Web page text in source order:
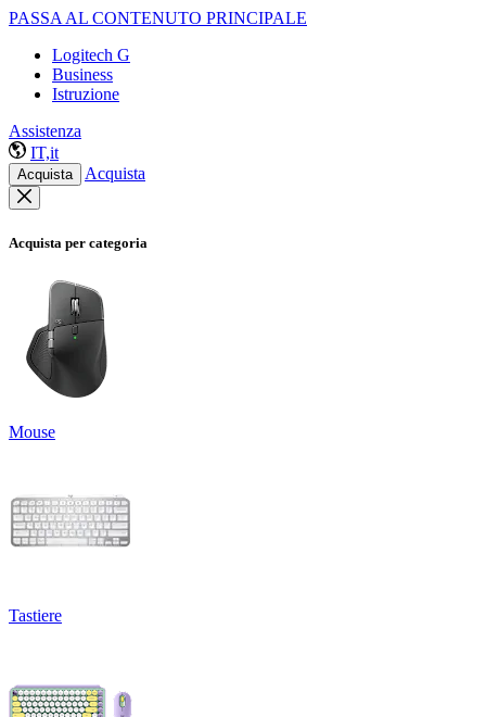
PASSA AL CONTENUTO PRINCIPALE
Logitech G
Business
Istruzione
Assistenza
IT,it
Acquista Acquista
Acquista per categoria
Mouse
Tastiere